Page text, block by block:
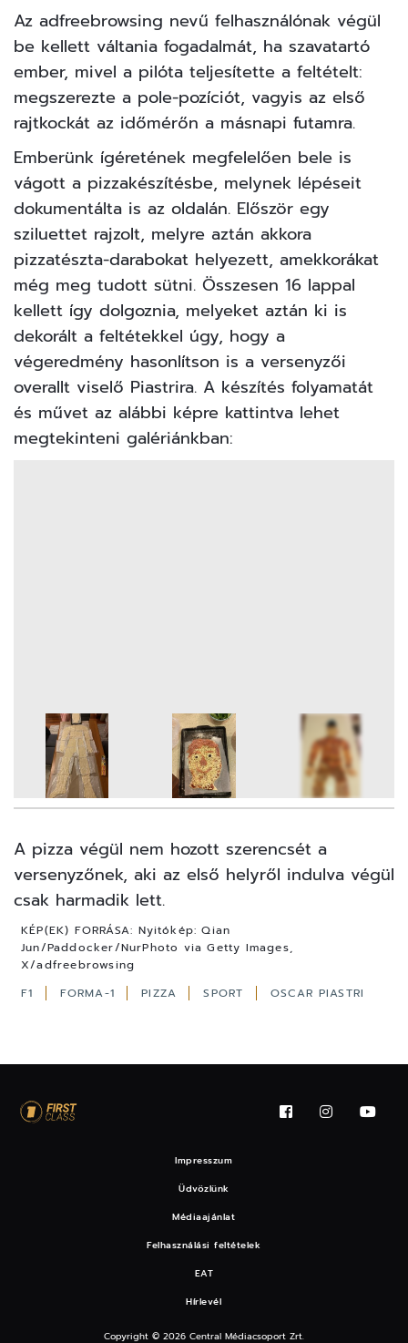
Az adfreebrowsing nevű felhasználónak végül
be kellett váltania fogadalmát, ha szavatartó
ember, mivel a pilóta teljesítette a feltételt:
megszerezte a pole-pozíciót, vagyis az első
rajtkockát az időmérőn a másnapi futamra.
Emberünk ígéretének megfelelően bele is
vágott a pizzakészítésbe, melynek lépéseit
dokumentálta is az oldalán. Először egy
sziluettet rajzolt, melyre aztán akkora
pizzatészta-darabokat helyezett, amekkorákat
még meg tudott sütni. Összesen 16 lappal
kellett így dolgoznia, melyeket aztán ki is
dekorált a feltétekkel úgy, hogy a
végeredmény hasonlítson is a versenyzői
overallt viselő Piastrira. A készítés folyamatát
és művet az alábbi képre kattintva lehet
megtekinteni galériánkban:
A pizza végül nem hozott szerencsét a
versenyzőnek, aki az első helyről indulva végül
csak harmadik lett.
KÉP(EK) FORRÁSA: Nyitókép: Qian
Jun/Paddocker/NurPhoto via Getty Images,
X/adfreebrowsing
F1
FORMA-1 PIZZA SPORT OSCAR PIASTRI
Impresszum
Üdvözlünk
Médiaajánlat
Felhasználási feltételek
EAT
Hírlevél
Copyright © 2026 Central Médiacsoport Zrt.